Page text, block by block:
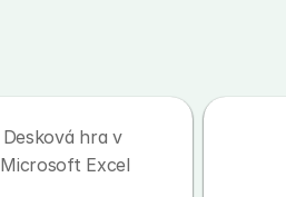
Desková hra v
Microsoft Excel